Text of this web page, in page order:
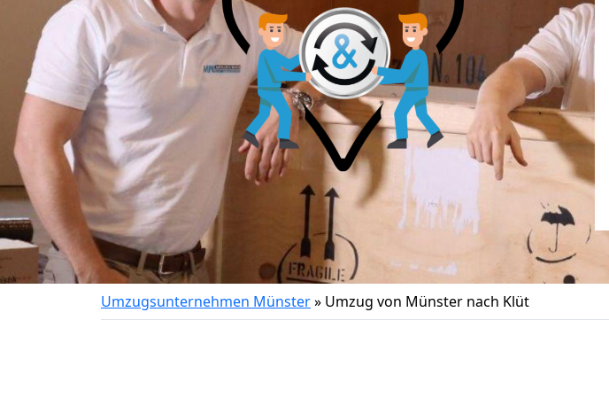
Umzugsunternehmen Münster» Umzug von Münster nach Klüt